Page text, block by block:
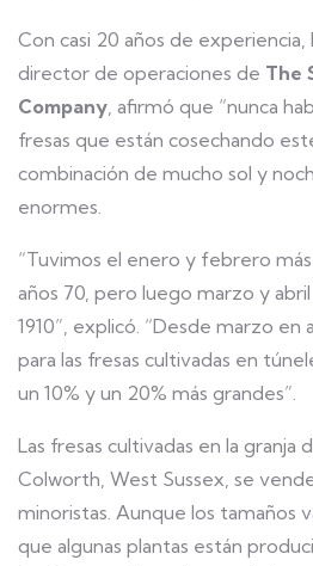
Con casi 20 años de experiencia,
director de operaciones de The
Company, afirmó que “nunca
fresas que están cosechando
combinación de mucho sol y
enormes.
“Tuvimos el enero y febrero
años 70, pero luego marzo y
1910”, explicó. “Desde marzo
para las fresas cultivadas en
un 10% y un 20% más grandes”.
Las fresas cultivadas en la granja
Colworth, West Sussex, se
minoristas. Aunque los tamaños
que algunas plantas están